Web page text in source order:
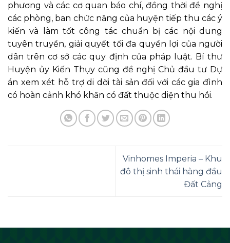
phương và các cơ quan báo chí, đồng thời đề nghị
các phòng, ban chức năng của huyện tiếp thu các ý
kiến và làm tốt công tác chuẩn bị các nội dung
tuyên truyền, giải quyết tối đa quyền lợi của người
dân trên cơ sở các quy định của pháp luật. Bí thư
Huyện ủy Kiến Thụy cũng đề nghị Chủ đầu tư Dự
án xem xét hỗ trợ di dời tài sản đối với các gia đình
có hoàn cảnh khó khăn có đất thuộc diện thu hồi.
Vinhomes Imperia – Khu
đô thị sinh thái hàng đầu
Đất Cảng